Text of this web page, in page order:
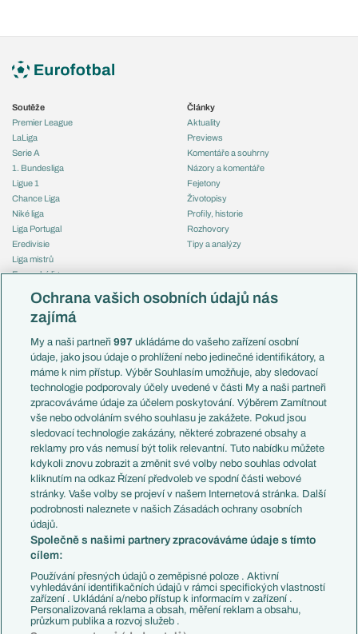
Soutěže
Premier League
LaLiga
Serie A
1. Bundesliga
Ligue 1
Chance Liga
Niké liga
Liga Portugal
Eredivisie
Liga mistrů
Evropská liga
Mistrovství světa
Liga národů
Témata
Představení týmů MS
EuroSkauting
PL v kostce
Evropské koeficienty
Přestupy
Přestupové spekulace
Zranění
Kluby
Arsenal FC
Chelsea FC
Manchester United
AC Milán
Juventus FC
Bayern Mnichov
FC Barcelona
Real Madrid
Články
Aktuality
Previews
Komentáře a souhrny
Názory a komentáře
Fejetony
Životopisy
Profily, historie
Rozhovory
Tipy a analýzy
Česko
Francie
Itálie
Německo
Španělsko
Argentina
Brazílie
Přestupy
Zápasy
Livescore
Tipovací soutěž
Ochrana vašich osobních údajů nás
zajímá
My a naši partneři997 ukládáme do vašeho zařízení osobní
údaje, jako jsou údaje o prohlížení nebo jedinečné identifikátory, a
máme k nim přístup. Výběr Souhlasím umožňuje, aby sledovací
technologie podporovaly účely uvedené v části My a naši partneři
zpracováváme údaje za účelem poskytování. Výběrem Zamítnout
vše nebo odvoláním svého souhlasu je zakážete. Pokud jsou
sledovací technologie zakázány, některé zobrazené obsahy a
reklamy pro vás nemusí být tolik relevantní. Tuto nabídku můžete
kdykoli znovu zobrazit a změnit své volby nebo souhlas odvolat
kliknutím na odkaz Řízení předvoleb ve spodní části webové
stránky. Vaše volby se projeví v našem Internetová stránka. Další
podrobnosti naleznete v našich Zásadách ochrany osobních
údajů.
Společně s našimi partnery zpracováváme údaje s tímto
cílem:
Používání přesných údajů o zeměpisné poloze . Aktivní
vyhledávání identifikačních údajů v rámci specifických vlastností
zařízení . Ukládání a/nebo přístup k informacím v zařízení .
Personalizovaná reklama a obsah, měření reklam a obsahu,
průzkum publika a rozvoj služeb .